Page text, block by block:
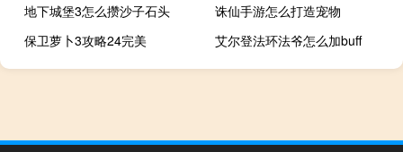
地下城堡3怎么攒沙子石头
诛仙手游怎么打造宠物
保卫萝卜3攻略24完美
艾尔登法环法爷怎么加buff